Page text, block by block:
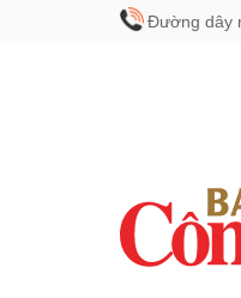
Đường dây